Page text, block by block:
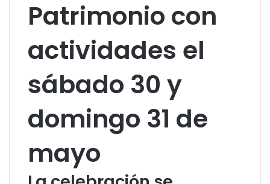
Patrimonio con
actividades el
sábado 30 y
domingo 31 de
mayo